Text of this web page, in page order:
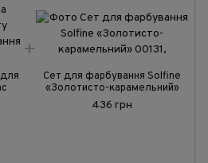
Сет для фарбування Solfine
«Золотисто-карамельний»
436 грн